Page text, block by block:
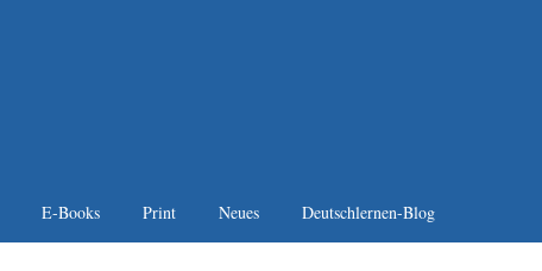
E-Books Print Neues Deutschlernen-Blog